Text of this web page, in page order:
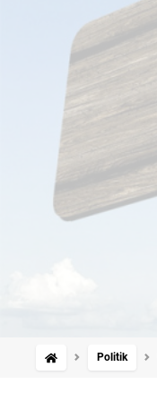
Politik